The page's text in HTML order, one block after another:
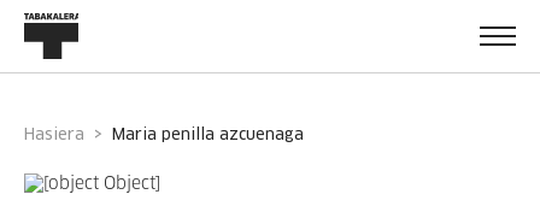
Hasiera maria penilla azcuenaga